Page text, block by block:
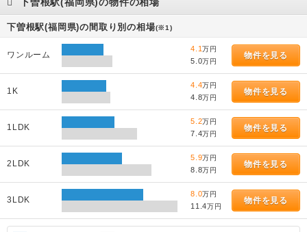
下曽根駅(福岡県)の間取り別の相場(※1)
ワンルーム
4.1万円
5.0万円
物件を見る
1K
4.4万円
4.8万円
物件を見る
1LDK
5.2万円
7.4万円
物件を見る
2LDK
5.9万円
8.8万円
物件を見る
3LDK
8.0万円
11.4万円
物件を見る